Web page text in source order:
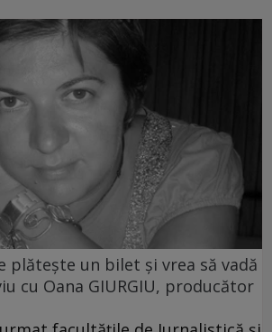
plăteşte un bilet şi vrea să vadă
cu Oana GIURGIU, producător